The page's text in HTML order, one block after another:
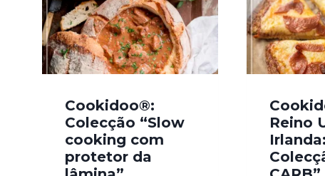
Cookidoo®:
Colecção “Slow
cooking com
protetor da
Reino
Irlanda: